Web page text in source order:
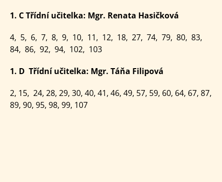
1. C Třídní učitelka: Mgr. Renata Hasičková
4, 5, 6, 7, 8, 9, 10, 11, 12, 18, 27, 74, 79, 80, 83,
84, 86, 92, 94, 102, 103
1. D Třídní učitelka: Mgr. Táňa Filipová
2, 15, 24, 28, 29, 30, 40, 41, 46, 49, 57, 59, 60, 64, 67, 87,
89, 90, 95, 98, 99, 107